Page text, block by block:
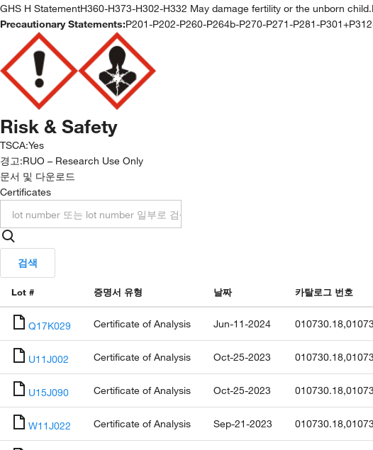
GHS H StatementH360-H373-H302-H332 May damage fertility or the unborn
Precautionary Statements:P201-P202-P260-P264b-P270-P271-P281-
Risk & Safety
TSCA:Yes
경고:RUO – Research Use Only
문서 및 다운로드
Certificates
검색
Lot # 증명서 유형 날짜 카탈로그 번호
Q17K029 Certificate of Analysis Jun-11-2024 010730.18,
U11J002 Certificate of Analysis Oct-25-2023 010730.18,
U15J090 Certificate of Analysis Oct-25-2023 010730.18,
W11J022 Certificate of Analysis Sep-21-2023 010730.18,